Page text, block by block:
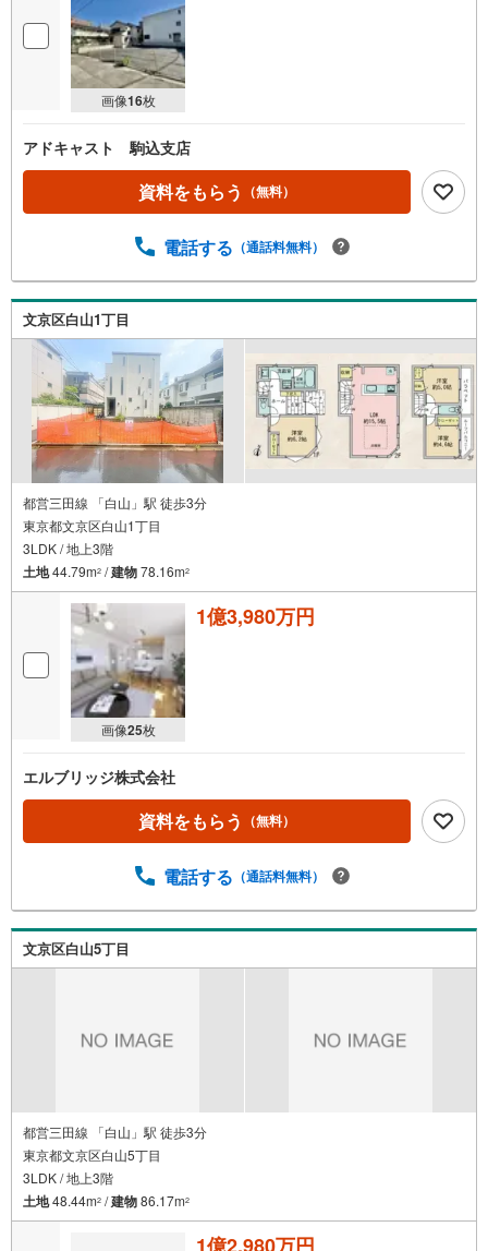
画像16枚
アドキャスト 駒込支店
資料をもらう （無料）
電話する （通話料無料）
文京区白山1丁目
都営三田線 「白山」駅 徒歩3分
東京都文京区白山1丁目
3LDK / 地上3階
土地44.79m2 /建物78.16m2
画像25枚
1億3,980万円
エルブリッジ株式会社
資料をもらう （無料）
電話する （通話料無料）
文京区白山5丁目
都営三田線 「白山」駅 徒歩3分
東京都文京区白山5丁目
3LDK / 地上3階
土地48.44m2 /建物86.17m2
1億2,980万円